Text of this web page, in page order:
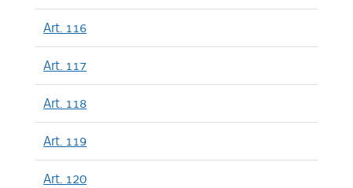
Art. 116
Art. 117
Art. 118
Art. 119
Art. 120